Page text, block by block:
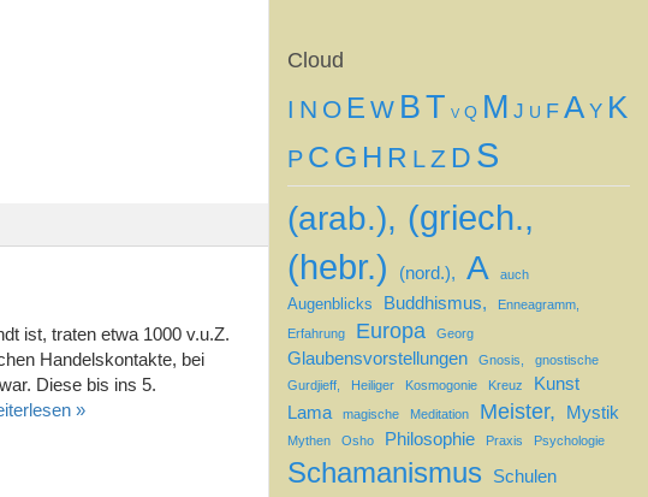
ist, traten etwa 1000 v.u.Z.
Handelskontakte, bei
Diese bis ins 5.
»
Cloud
I N O E W BT V Q M J U FA Y K
P C G H R LZ D S
(arab.), (griech.,
(hebr.)
(nord.), A auch
Augenblicks Buddhismus,
Enneagramm,
Erfahrung
Europa Georg
Glaubensvorstellungen Gnosis,
gnostische
Gurdjieff,
Heiliger Kosmogonie Kreuz
Kunst
Lama
magische Meditation Meister, Mystik
Mythen Osho Philosophie Praxis Psychologie
Schamanismus Schulen